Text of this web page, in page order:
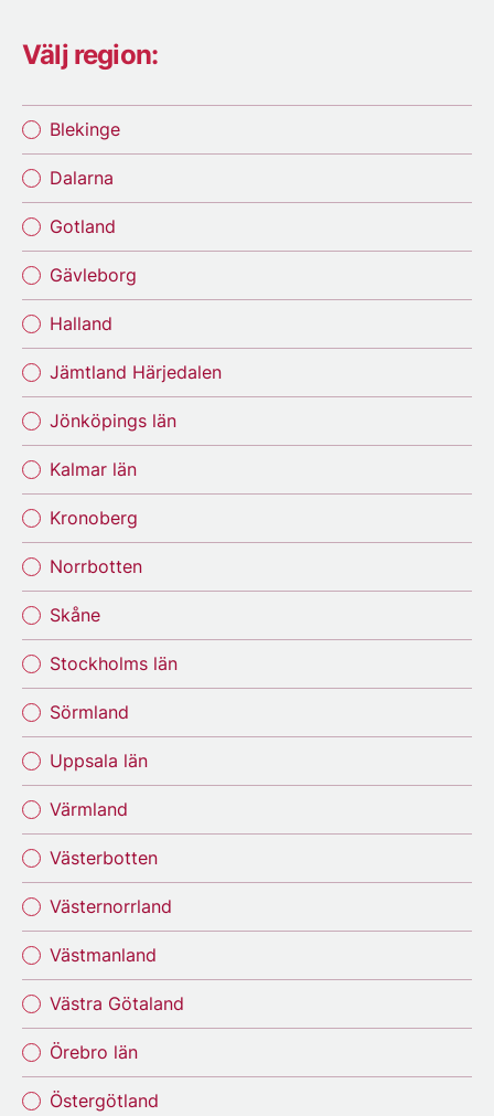
Välj region:
Blekinge
Dalarna
Gotland
Gävleborg
Halland
Jämtland Härjedalen
Jönköpings län
Kalmar län
Kronoberg
Norrbotten
Skåne
Stockholms län
Sörmland
Uppsala län
Värmland
Västerbotten
Västernorrland
Västmanland
Västra Götaland
Örebro län
Östergötland